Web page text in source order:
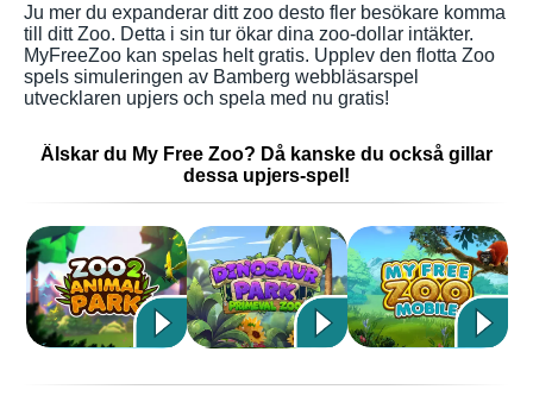
Ju mer du expanderar ditt zoo desto fler besökare komma
till ditt Zoo. Detta i sin tur ökar dina zoo-dollar intäkter.
MyFreeZoo kan spelas helt gratis. Upplev den flotta Zoo
spels simuleringen av Bamberg webbläsarspel
utvecklaren upjers och spela med nu gratis!
Älskar du My Free Zoo? Då kanske du också gillar
dessa upjers-spel!